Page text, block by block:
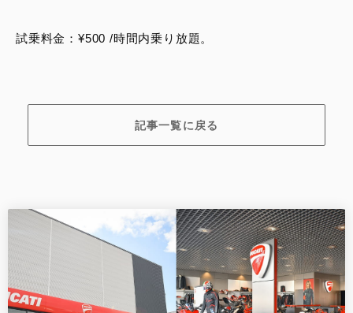
試乗料金：¥500 /時間内乗り放題。
記事一覧に戻る